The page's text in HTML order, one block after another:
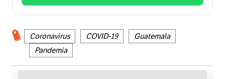
Coronavirus COVID-19
Guatemala
Pandemia